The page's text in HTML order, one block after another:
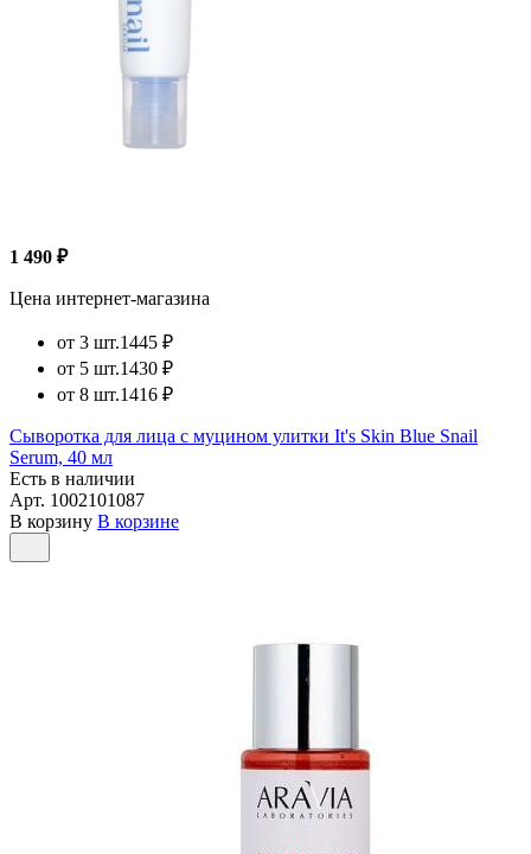
1 490 ₽
Цена интернет-магазина
от 3 шт.1445 ₽
от 5 шт.1430 ₽
от 8 шт.1416 ₽
Сыворотка для лица с муцином улитки It's Skin Blue Snail
Serum, 40 мл
Есть в наличии
Арт. 1002101087
В корзину В корзине